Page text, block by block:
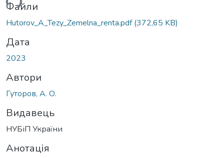
Файли
Hutorov_A_Tezy_Zemelna_renta.pdf(372,65 KB)
Дата
2023
Автори
Гуторов, А. О.
Видавець
НУБіП України
Анотація